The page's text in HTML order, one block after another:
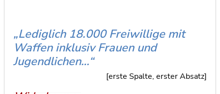
„Lediglich 18.000 Freiwillige mit
Waffen inklusiv Frauen und
Jugendlichen…“
[erste Spalte, erster Absatz]